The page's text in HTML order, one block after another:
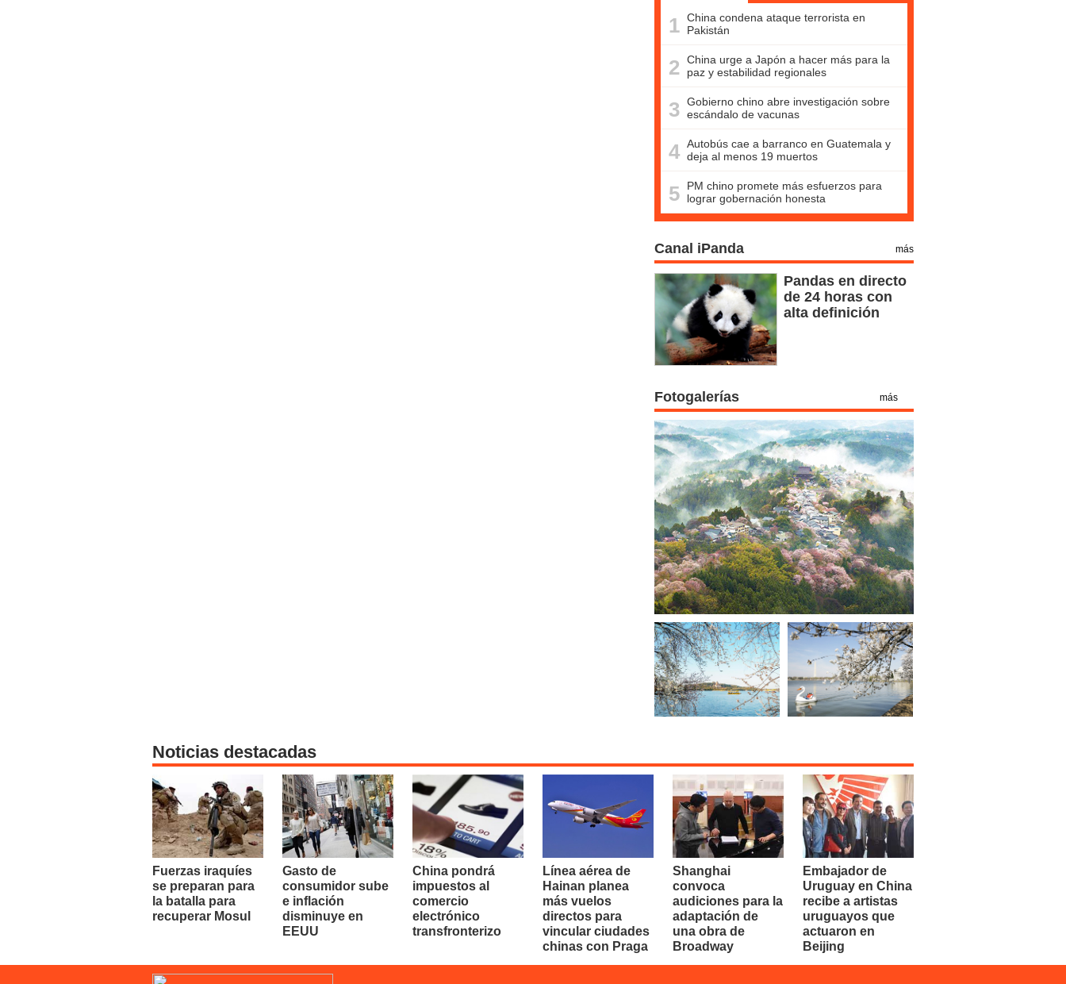
1 China condena ataque terrorista en
Pakistán
2 China urge a Japón a hacer más para la
paz y estabilidad regionales
3 Gobierno chino abre investigación sobre
escándalo de vacunas
4 Autobús cae a barranco en Guatemala y
deja al menos 19 muertos
5
PM chino promete más esfuerzos para
lograr gobernación honesta
Canal iPanda más
Pandas en directo
de 24 horas con
alta definición
Fotogalerías más
Noticias destacadas
Fuerzas iraquíes
se preparan para
la batalla para
recuperar Mosul
Gasto de
consumidor sube
e inflación
disminuye en
EEUU
China pondrá
impuestos al
comercio
electrónico
transfronterizo
Línea aérea de
Hainan planea
más vuelos
directos para
vincular ciudades
chinas con Praga
Shanghai
convoca
audiciones para la
adaptación de
una obra de
Broadway
Embajador de
Uruguay en China
recibe a artistas
uruguayos que
actuaron en
Beijing